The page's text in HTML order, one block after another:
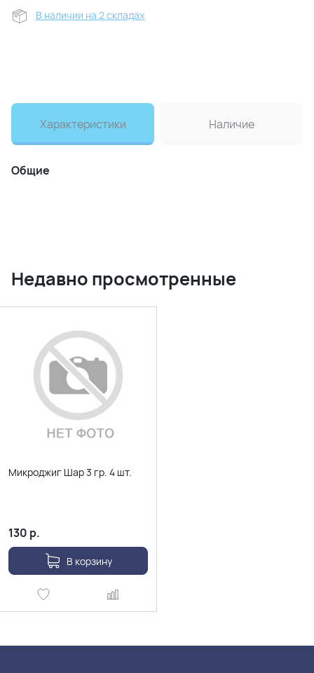
В наличии на 2 складах
Характеристики Наличие
Общие
Недавно просмотренные
Микроджиг Шар 3 гр. 4 шт.
130 р.
В корзину